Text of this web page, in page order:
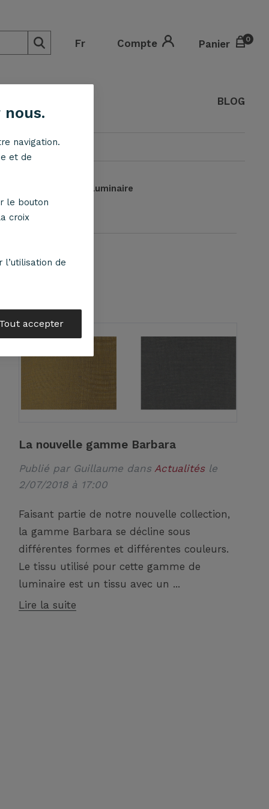
Fr Panier 0
0
Compte
BLOG
Choisir son luminaire
La nouvelle gamme Barbara
Publié par Guillaume dans Actualitésle
2/07/2018 à 17:00
Faisant partie de notre nouvelle collection,
la gamme Barbara se décline sous
différentes formes et différentes couleurs.
Le tissu utilisé pour cette gamme de
luminaire est un tissu avec un ...
Lire la suite
navigation.
et de
le bouton
croix
de
accepter